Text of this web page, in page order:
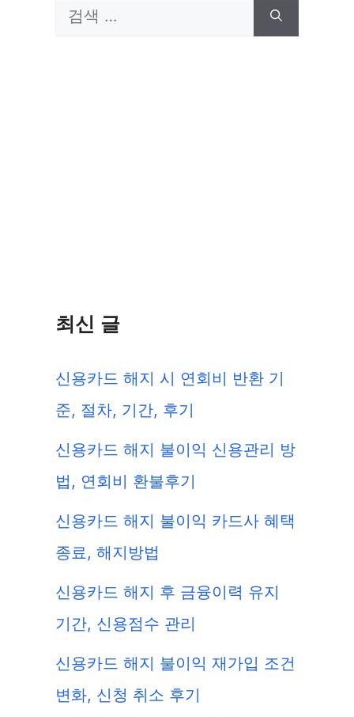
검
최신 글
신용카드 해지 시 연회비 반환 기
준, 절차, 기간, 후기
신용카드 해지 불이익 신용관리 방
법, 연회비 환불후기
신용카드 해지 불이익 카드사 혜택
종료, 해지방법
신용카드 해지 후 금융이력 유지
기간, 신용점수 관리
신용카드 해지 불이익 재가입 조건
변화, 신청 취소 후기